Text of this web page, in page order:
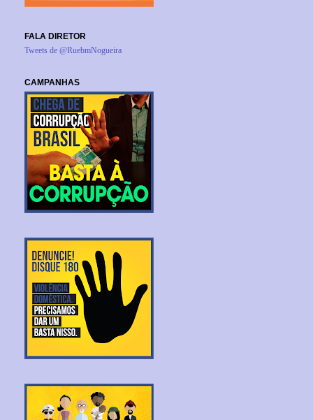
FALA DIRETOR
Tweets de @RuebmNogueira
CAMPANHAS